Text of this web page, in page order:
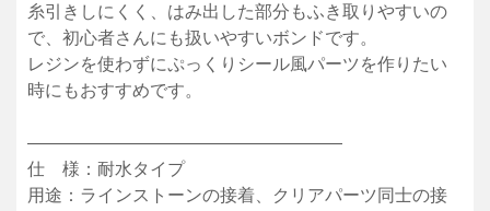
糸引きしにくく、はみ出した部分もふき取りやすいの
で、初心者さんにも扱いやすいボンドです。
レジンを使わずにぷっくりシール風パーツを作りたい
時にもおすすめです。
——————————————————
仕 様：耐水タイプ
用途：ラインストーンの接着、クリアパーツ同士の接